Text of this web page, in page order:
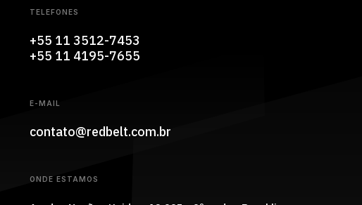
TELEFONES
+55 11 3512-7453
+55 11 4195-7655
E-MAIL
contato@redbelt.com.br
ONDE ESTAMOS